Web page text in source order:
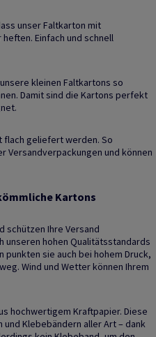
unser Faltkarton mit
Einfach und schnell
kleinen Faltkartons so
Damit sind die Kartons perfekt
flach geliefert werden. So
Versandverpackungen und können
Kartons
schützen Ihre Versand
unseren hohen Qualitätsstandards
sie auch bei hohem Druck,
Wind und Wetter können Ihrem
hochwertigem Kraftpapier. Diese
Klebebändern aller Art – dank